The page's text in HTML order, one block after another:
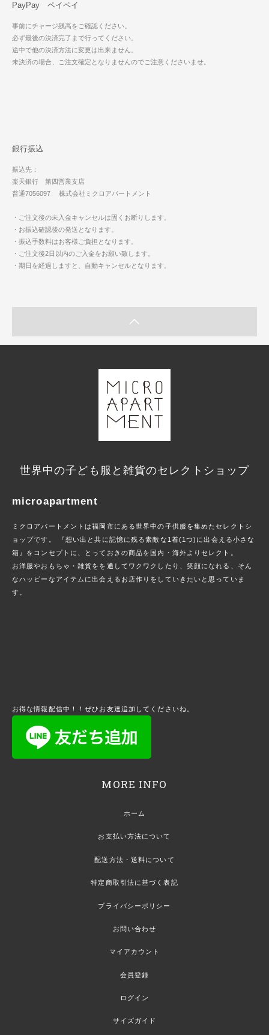
PayPay ペイペイ
事前にチャージ残高をご確認ください。
必ず最後の決済完了まで行ってください。
途中で他の決済方法に変更は出来ません。
未決済の場合、ご注文確定となりませんのでご注意くださいませ。
銀行振込
振込先：
楽天銀行 第四営業支店
普通7056097 株式会社ミクロアパートメント
・ご注文後の未入金キャンセルは固くお断りします。
・お振込確認後の発送となります。
・振込手数料はお客様ご負担となります。
・ご注文後2日以内のご入金をお願い致します。
・期日を経過しますと、自動キャンセルとなります。
世界中の子ども服と雑貨のセレクトショップ
microapartment
ミクロアパートメントは福岡市にある世界中の子供服を集めたセレクトシ
ョップです。 『想い出と共に記憶に残る素敵な1着(1つ)に出会える小さな
箱』をコンセプトに、とっておきの商品を国内・海外よりセレクト。
お洋服やおもちゃ・雑貨をを通してワクワクしたり、笑顔になれる、そん
なハッピーなアイテムに出会えるお店作りをしていきたいと思っていま
す。
お得な情報配信中！！ぜひお友達追加してくださいね。
MORE INFO
ホーム
お支払い方法について
配送方法・送料について
特定商取引法に基づく表記
プライバシーポリシー
お問い合わせ
マイアカウント
会員登録
ログイン
サイズガイド